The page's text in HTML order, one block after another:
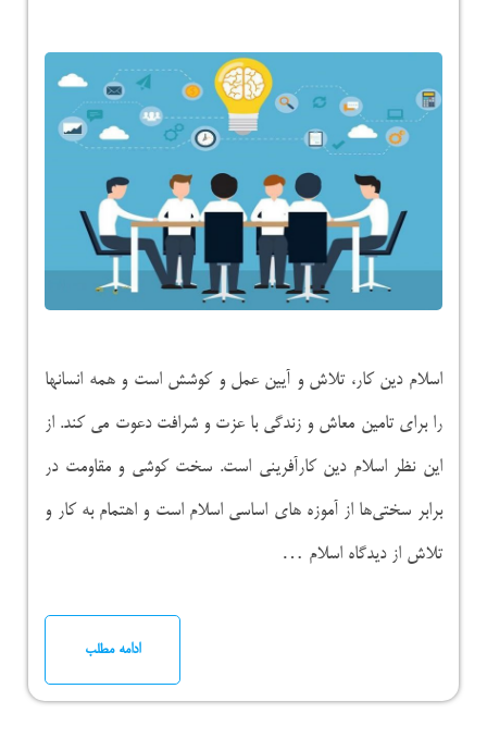
اسلام دین کار، تلاش و آیین عمل و کوشش است و همه انسانها
را برای تامین معاش و زندگی با عزت و شرافت دعوت می کند. از
این نظر اسلام دین کارآفرینی است. سخت کوشی و مقاومت در
برابر سختی‌ها از آموزه های اساسی اسلام است و اهتمام به کار و
تلاش از دیدگاه اسلام …
ادامه مطلب